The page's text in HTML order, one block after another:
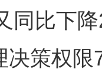
同比下
决策权